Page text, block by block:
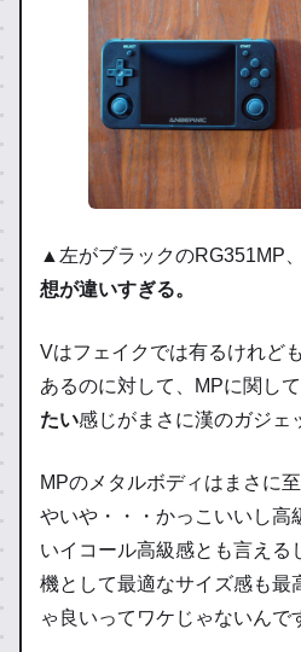
▲左がブラックのRG351MP
想が違いすぎる。
Vはフェイクでは有るけれども
あるのに対して、MPに関し
たい感じがまさに漢のガジェ
MPのメタルボディはまさに
やいや・・・かっこいいし高
いイコール高級感とも言える
機として最適なサイズ感も最
ゃ良いってワケじゃないんで